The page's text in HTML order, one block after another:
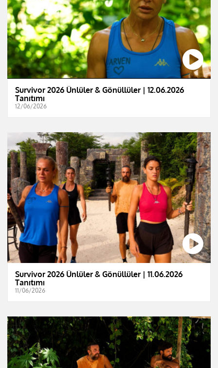
Survivor 2026 Ünlüler & Gönüllüler | 12.06.2026
Tanıtımı
12/06/2026
Survivor 2026 Ünlüler & Gönüllüler | 11.06.2026
Tanıtımı
11/06/2026